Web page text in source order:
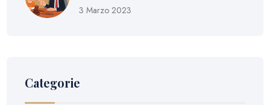
3 Marzo 2023
Categorie